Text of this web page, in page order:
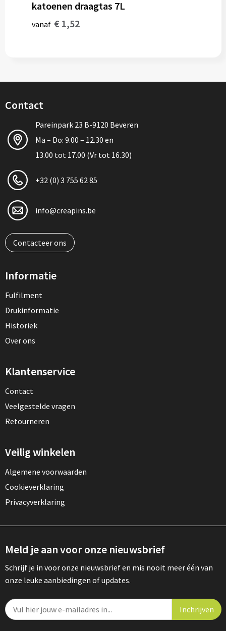
katoenen draagtas 7L
vanaf € 1,52
Contact
Pareinpark 23 B-9120 Beveren
Ma – Do: 9.00 – 12.30 en
13.00 tot 17.00 (Vr tot 16.30)
+32 (0) 3 755 62 85
info@creapins.be
Contacteer ons
Informatie
Fulfilment
Drukinformatie
Historiek
Over ons
Klantenservice
Contact
Veelgestelde vragen
Retourneren
Veilig winkelen
Algemene voorwaarden
Cookieverklaring
Privacyverklaring
Meld je aan voor onze nieuwsbrief
Schrijf je in voor onze nieuwsbrief en mis nooit meer één van
onze leuke aanbiedingen of updates.